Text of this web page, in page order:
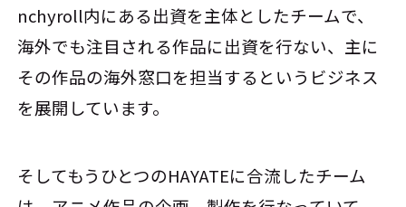
nchyroll内にある出資を主体としたチームで、
海外でも注目される作品に出資を行ない、主に
その作品の海外窓口を担当するというビジネス
を展開しています。
そしてもうひとつのHAYATEに合流したチーム